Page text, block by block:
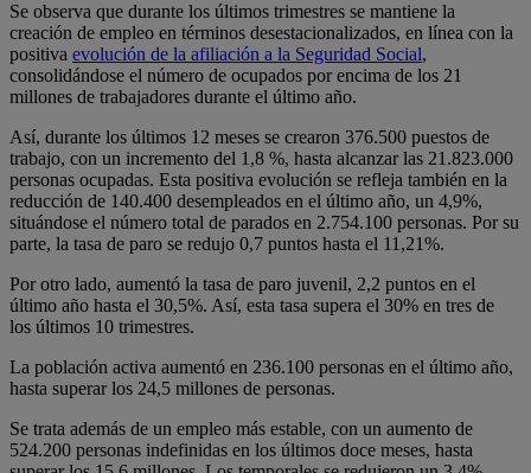
Se observa que durante los últimos trimestres se mantiene la
creación de empleo en términos desestacionalizados, en línea con la
positiva evolución de la afiliación a la Seguridad Social,
consolidándose el número de ocupados por encima de los 21
millones de trabajadores durante el último año.
Así, durante los últimos 12 meses se crearon 376.500 puestos de
trabajo, con un incremento del 1,8 %, hasta alcanzar las 21.823.000
personas ocupadas. Esta positiva evolución se refleja también en la
reducción de 140.400 desempleados en el último año, un 4,9%,
situándose el número total de parados en 2.754.100 personas. Por su
parte, la tasa de paro se redujo 0,7 puntos hasta el 11,21%.
Por otro lado, aumentó la tasa de paro juvenil, 2,2 puntos en el
último año hasta el 30,5%. Así, esta tasa supera el 30% en tres de
los últimos 10 trimestres.
La población activa aumentó en 236.100 personas en el último año,
hasta superar los 24,5 millones de personas.
Se trata además de un empleo más estable, con un aumento de
524.200 personas indefinidas en los últimos doce meses, hasta